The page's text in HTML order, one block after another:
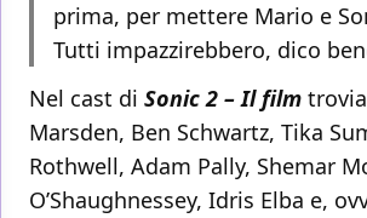
prima, per mettere Mario e
Tutti impazzirebbero, dico
Nel cast di Sonic 2 – Il film
Marsden, Ben Schwartz, Tika
Rothwell, Adam Pally, Shemar
O’Shaughnessey, Idris Elba e,